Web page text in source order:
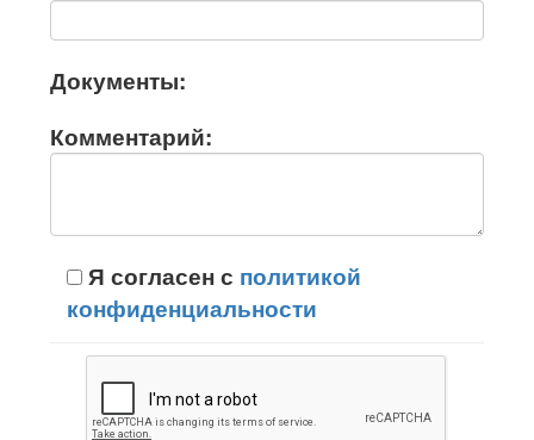
Документы:
Комментарий:
Я согласен с политикой
конфиденциальности